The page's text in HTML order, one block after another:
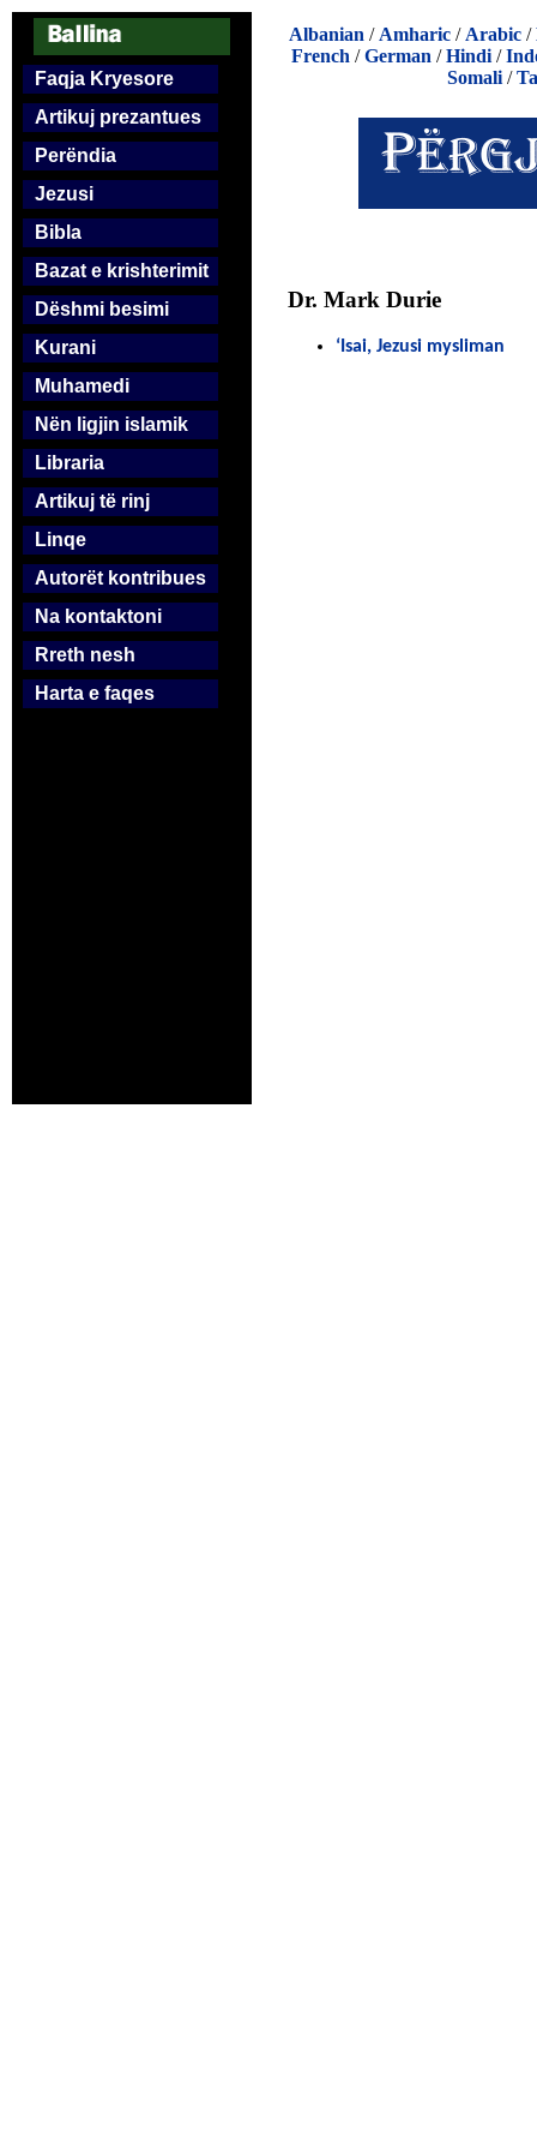
Faqja Kryesore
Artikuj prezantues
Perëndia
Jezusi
Bibla
Bazat e krishterimit
Dëshmi besimi
Kurani
Muhamedi
Nën ligjin islamik
Libraria
Artikuj të rinj
Linqe
Autorët kontribues
Na kontaktoni
Rreth nesh
Harta e faqes
Albanian / Amharic / Arabic /
French /German /Hindi /
Somali/
Dr. Mark Durie
‘Isai, Jezusi mysliman